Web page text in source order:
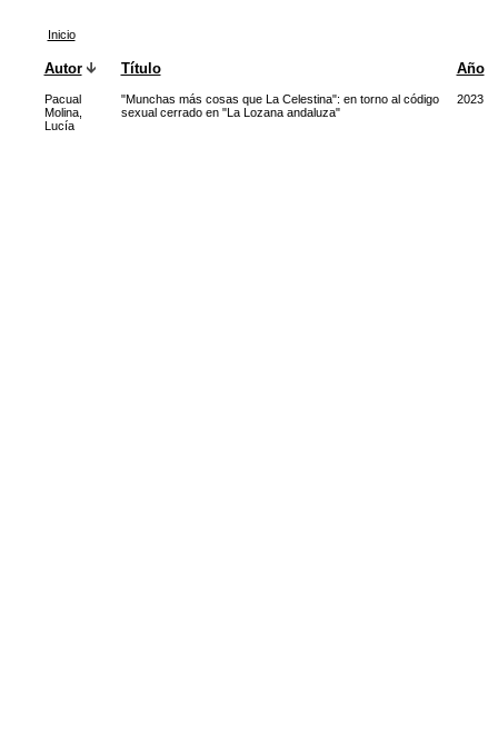
Inicio
Autor Título Año
Pacual
Molina,
Lucía
"Munchas más cosas que La Celestina": en torno al código
sexual cerrado en "La Lozana andaluza"
2023